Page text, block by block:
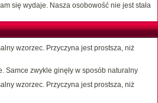
się wydaje. Nasza osobowość nie jest stała
wzorzec. Przyczyna jest prostsza, niż
Samce zwykle ginęły w sposób naturalny
wzorzec. Przyczyna jest prostsza, niż